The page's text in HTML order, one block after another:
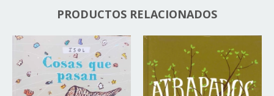
PRODUCTOS RELACIONADOS